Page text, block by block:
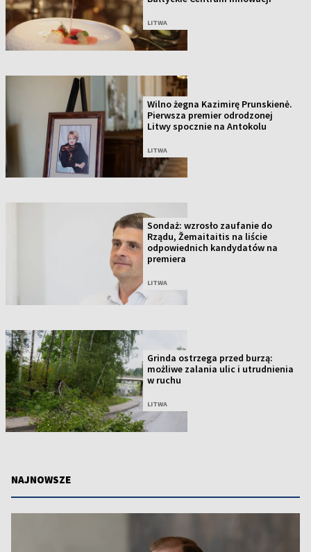
LITWA
Wilno żegna Kazimirę Prunskienė.
Pierwsza premier odrodzonej
Litwy spocznie na Antokolu
LITWA
Sondaż: wzrosło zaufanie do
Rządu, Žemaitaitis na liście
odpowiednich kandydatów na
premiera
LITWA
Grinda ostrzega przed burzą:
możliwe zalania ulic i utrudnienia
w ruchu
LITWA
NAJNOWSZE